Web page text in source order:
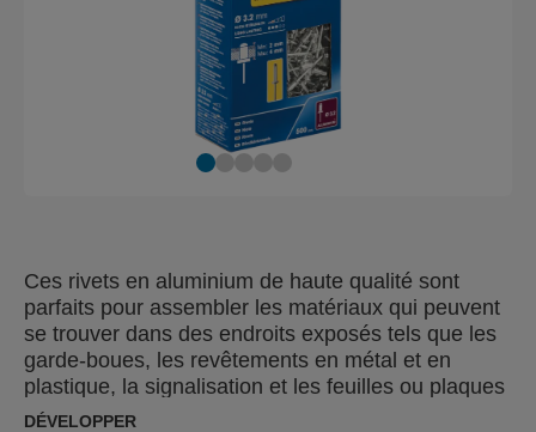
Ces rivets en aluminium de haute qualité sont
parfaits pour assembler les matériaux qui peuvent
se trouver dans des endroits exposés tels que les
garde-boues, les revêtements en métal et en
plastique, la signalisation et les feuilles ou plaques
métalliques. Grande boîte d’emballage avec 500
DÉVELOPPER